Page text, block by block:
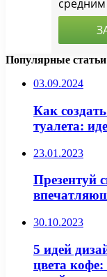
Популярные статьи
03.09.2024
Как
туалета:
23.01.2023
Презентуй
30.10.2023
5 идей
цвета